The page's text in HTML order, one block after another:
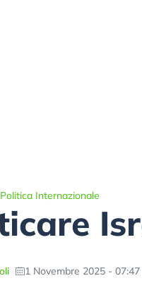
Politica Internazionale
1 Novembre 2025 - 07:47